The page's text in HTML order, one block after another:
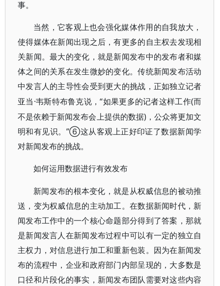
事。
当然，它客观上也会强化媒体作用的自我放大，
使得媒体在新闻出现之后，有更多的自主权去发现相
关新闻。最大的变化，就是新闻发布中的发布者和媒
体之间的关系在发生微妙的变化。传统新闻发布活动
中发言人的主导性会受到更大的挑战，正如独立记者
亚当 ·韦斯特布鲁克说，“如果更多的记者这样工作(而
不是依赖于新闻发布会上提供的数据)，公众将更加文
明和有见识。”⑥这从客观上正好印证了数据新闻学
对新闻发布的挑战。
如何运用数据进行有效发布
新闻发布的根本变化，就是从权威信息的被动推
送，变为权威信息的主动加工。在数据新闻时代，新
闻发布工作中的一个核心命题部分得到了答案，那就
是新闻发言人在新闻发布过程中可以有一定的独立自
主权力，对信息进行加工和重新包装。因为在新闻发
布的流程中，企业和政府部门内部呈现的，大多数是
口径和片段化的事实，新闻发布团队需要对这些内容